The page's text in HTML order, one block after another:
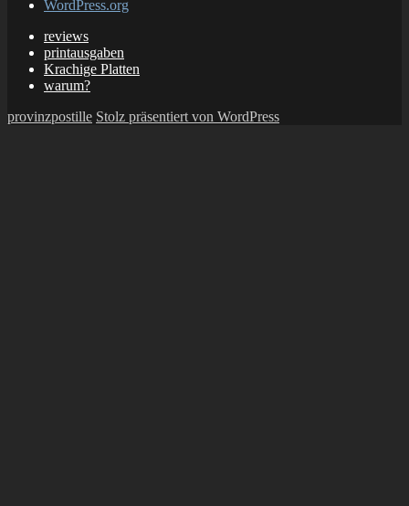
WordPress.org
reviews
printausgaben
Krachige Platten
warum?
provinzpostille Stolz präsentiert von WordPress